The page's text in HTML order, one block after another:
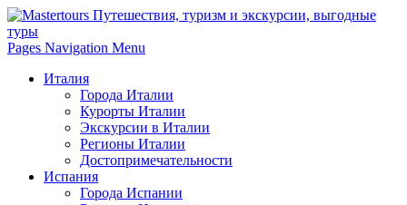
Pages Navigation Menu
Италия
Города Италии
Курорты Италии
Экскурсии в Италии
Регионы Италии
Достопримечательности
Испания
Города Испании